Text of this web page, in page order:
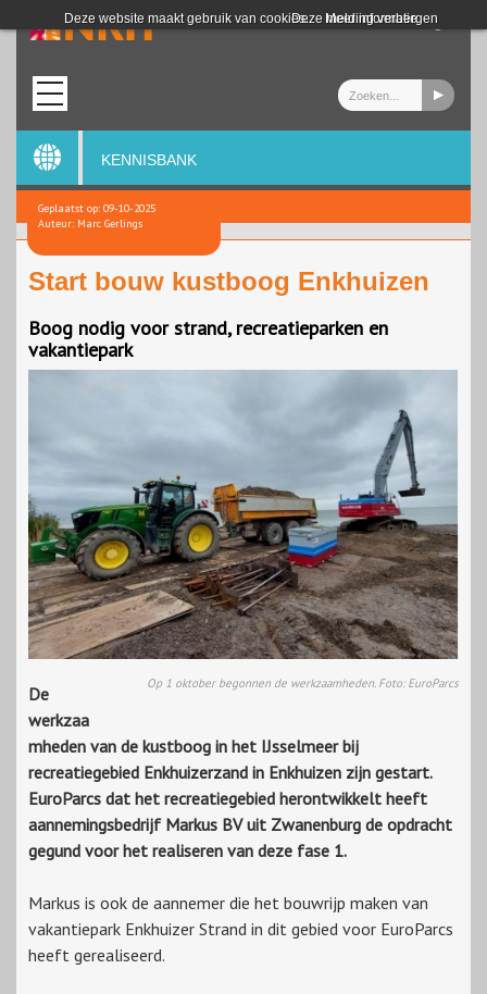
Deze website maakt gebruik van cookies. Meer informatie
Deze melding verbergen
Login
KENNISBANK
Geplaatst op: 09-10-2025
Auteur: Marc Gerlings
Start bouw kustboog Enkhuizen
Boog nodig voor strand, recreatieparken en
vakantiepark
Op 1 oktober begonnen de werkzaamheden. Foto: EuroParcs
De
werkzaa
mheden van de kustboog in het IJsselmeer bij
recreatiegebied Enkhuizerzand in Enkhuizen zijn gestart.
EuroParcs dat het recreatiegebied herontwikkelt heeft
aannemingsbedrijf Markus BV uit Zwanenburg de opdracht
gegund voor het realiseren van deze fase 1.
Markus is ook de aannemer die het bouwrijp maken van
vakantiepark Enkhuizer Strand in dit gebied voor EuroParcs
heeft gerealiseerd.